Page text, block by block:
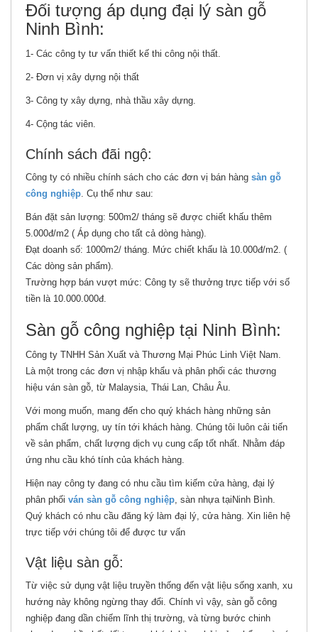
Đối tượng áp dụng đại lý sàn gỗ
Ninh Bình:
1- Các công ty tư vấn thiết kế thi công nội thất.
2- Đơn vị xây dựng nội thất
3- Công ty xây dựng, nhà thầu xây dựng.
4- Cộng tác viên.
Chính sách đãi ngộ:
Công ty có nhiều chính sách cho các đơn vị bán hàng sàn gỗ
công nghiệp. Cụ thể như sau:
Bán đặt sản lượng: 500m2/ tháng sẽ được chiết khấu thêm
5.000đ/m2 ( Áp dụng cho tất cả dòng hàng).
Đạt doanh số: 1000m2/ tháng. Mức chiết khấu là 10.000đ/m2. (
Các dòng sản phẩm).
Trường hợp bán vượt mức: Công ty sẽ thưởng trực tiếp với số
tiền là 10.000.000đ.
Sàn gỗ công nghiệp tại Ninh Bình:
Công ty TNHH Sản Xuất và Thương Mại Phúc Linh Việt Nam.
Là một trong các đơn vị nhập khẩu và phân phối các thương
hiệu ván sàn gỗ, từ Malaysia, Thái Lan, Châu Âu.
Với mong muốn, mang đến cho quý khách hàng những sản
phẩm chất lượng, uy tín tới khách hàng. Chúng tôi luôn cải tiến
về sản phẩm, chất lượng dịch vụ cung cấp tốt nhất. Nhằm đáp
ứng nhu cầu khó tính của khách hàng.
Hiện nay công ty đang có nhu cầu tìm kiếm cửa hàng, đại lý
phân phối ván sàn gỗ công nghiệp, sàn nhựa tạiNinh Bình.
Quý khách có nhu cầu đăng ký làm đại lý, cửa hàng. Xin liên hệ
trực tiếp với chúng tôi để được tư vấn
Vật liệu sàn gỗ:
Từ việc sử dụng vật liệu truyền thống đến vật liệu sống xanh, xu
hướng này không ngừng thay đổi. Chính vì vậy, sàn gỗ công
nghiệp đang dần chiếm lĩnh thị trường, và từng bước chinh